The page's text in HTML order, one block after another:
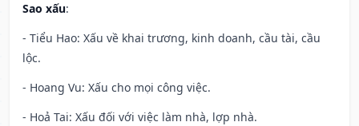
Sao xấu:
- Tiểu Hao: Xấu về khai trương, kinh doanh, cầu tài, cầu
lộc.
- Hoang Vu: Xấu cho mọi công việc.
- Hoả Tai: Xấu đối với việc làm nhà, lợp nhà.